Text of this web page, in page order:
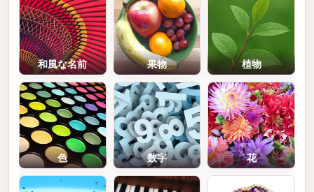
和風な名前 果物 植物
色 数字 花